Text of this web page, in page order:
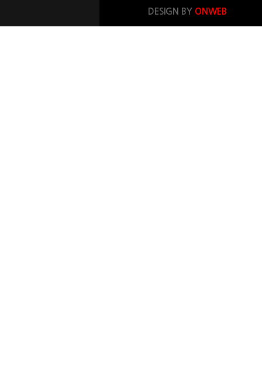
DESIGN BY ONWEB